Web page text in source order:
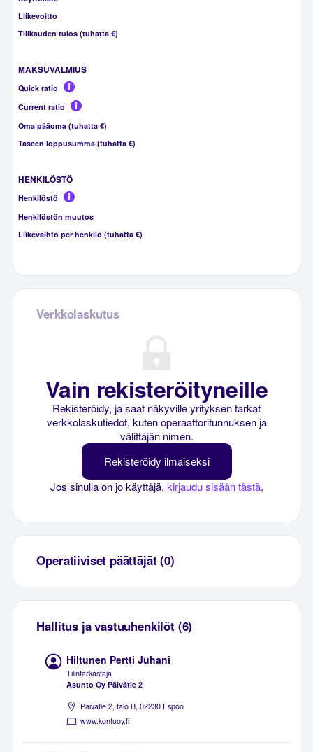
Liikevoitto
Tilikauden tulos (tuhatta €)
MAKSUVALMIUS
Quick ratio
Current ratio
Oma pääoma (tuhatta €)
Taseen loppusumma (tuhatta €)
HENKILÖSTÖ
Henkilöstö
Henkilöstön muutos
Liikevaihto per henkilö (tuhatta €)
Verkkolaskutus
Vain rekisteröityneille
Rekisteröidy, ja saat näkyville yrityksen tarkat
verkkolaskutiedot, kuten operaattoritunnuksen ja
välittäjän nimen.
Rekisteröidy ilmaiseksi
Jos sinulla on jo käyttäjä, kirjaudu sisään tästä.
Operatiiviset päättäjät (0)
Hallitus ja vastuuhenkilöt (6)
Hiltunen Pertti Juhani
Tilintarkastaja
Asunto Oy Päivätie 2
Päivätie 2, talo B, 02230 Espoo
www.kontuoy.fi